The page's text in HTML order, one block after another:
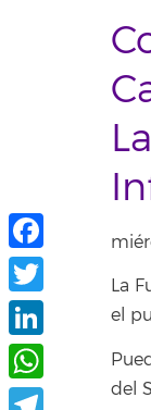
La
el
del
Facebook
Twitter
LinkedIn
WhatsApp